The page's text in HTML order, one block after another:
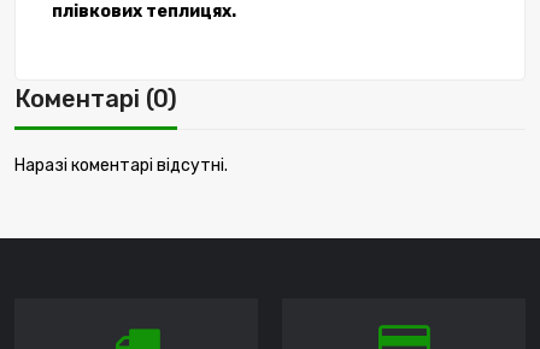
плівкових теплицях.
Коментарі (0)
Наразі коментарі відсутні.